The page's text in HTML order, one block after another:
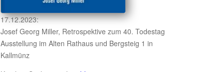
17.12.2023:
Josef Georg Miller, Retrospektive zum 40. Todestag
Ausstellung im Alten Rathaus und Bergsteig 1 in
Kallmünz